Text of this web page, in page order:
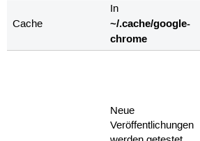
Cache
In
~/.cache/google-
chrome
Neue
Veröffentlichungen